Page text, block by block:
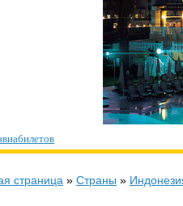
страница » Страны »